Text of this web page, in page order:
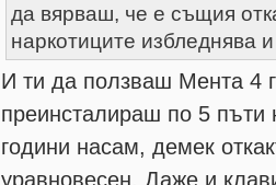
да вярваш, че е същия
наркотиците избледнява
И ти да ползваш Мента 4
преинсталираш по 5 пъти
години насам, демек
уравновесен. Даже и